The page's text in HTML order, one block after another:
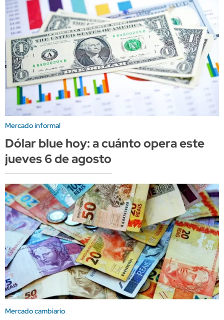
Mercado informal
Dólar blue hoy: a cuánto opera este
jueves 6 de agosto
Mercado cambiario